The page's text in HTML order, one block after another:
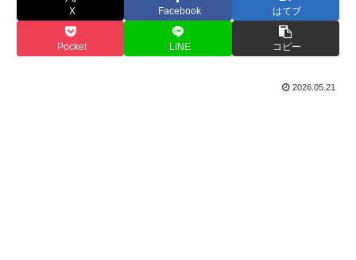
X Facebook はてブ
Pocket LINE コピー
2026.05.21